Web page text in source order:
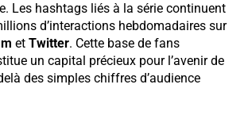
Les hashtags liés à la série continuent
d’interactions hebdomadaires sur
et Twitter. Cette base de fans
un capital précieux pour l’avenir de
des simples chiffres d’audience